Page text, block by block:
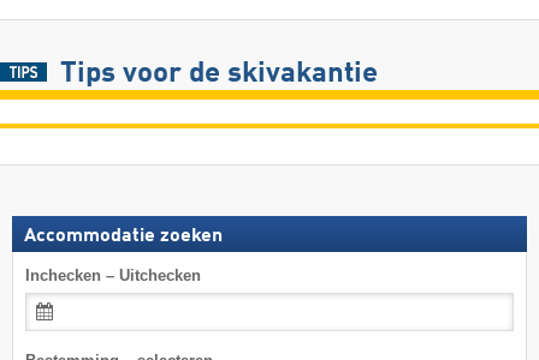
Tips voor de skivakantie
Accommodatie zoeken
Inchecken – Uitchecken